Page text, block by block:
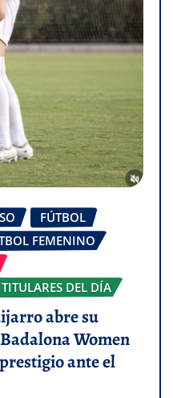
FÚTBOL
FEMENINO
TITULARES DEL DÍA
abre su
Women
ante el